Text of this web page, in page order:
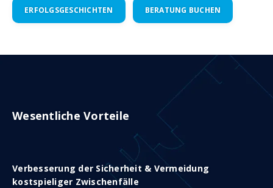
ERFOLGSGESCHICHTEN BERATUNG BUCHEN
Wesentliche Vorteile
Verbesserung der Sicherheit & Vermeidung
kostspieliger Zwischenfälle